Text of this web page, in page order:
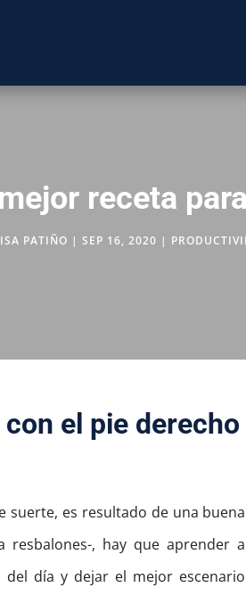
receta
PATIÑO | SEP 16, 2020 |
el pie derecho
suerte, es resultado de una buena
resbalones-, hay que aprender a
día y dejar el mejor escenario